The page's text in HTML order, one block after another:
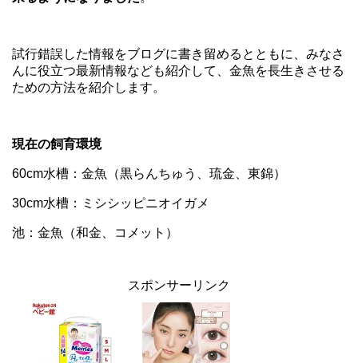
試行錯誤した情報をブログに書き留めるとともに、みなさ
んに役立つ最新情報なども紹介して、金魚を長生きさせる
ための方法を紹介します。
現在の飼育環境
60cm水槽：金魚（黒らんちゅう、琉金、東錦）
30cm水槽：ミシシッピニオイガメ
池：金魚（和金、コメット）
スポンサーリンク